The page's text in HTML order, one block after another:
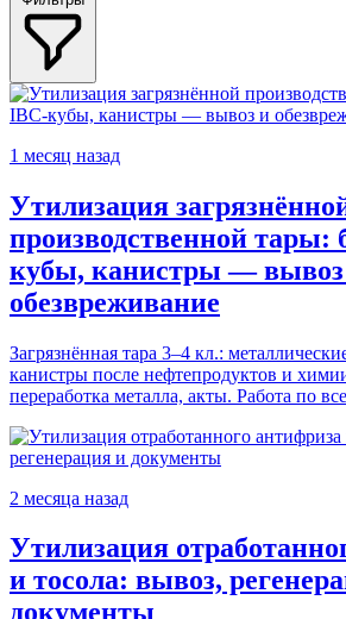
1 месяц назад
Утилизация
производственной тары:
кубы, канистры —
обезвреживание
Загрязнённая тара 3–4 кл.:
канистры после нефтепродуктов и
переработка металла, акты. Работа по
2 месяца назад
Утилизация
и тосола: вывоз,
документы